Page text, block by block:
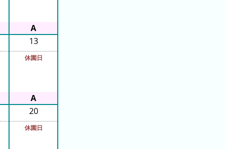
13
休園日
20
休園日